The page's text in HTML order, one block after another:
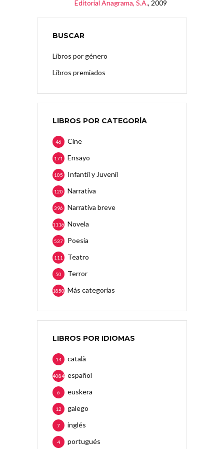
Editorial Anagrama, S.A., 2009
BUSCAR
Libros por género
Libros premiados
LIBROS POR CATEGORÍA
Cine
46
Ensayo
171
Infantil y Juvenil
105
Narrativa
120
Narrativa breve
396
Novela
1116
Poesía
537
Teatro
111
Terror
50
Más categorias
1850
LIBROS POR IDIOMAS
català
14
español
4084
euskera
6
galego
12
inglés
7
portugués
4